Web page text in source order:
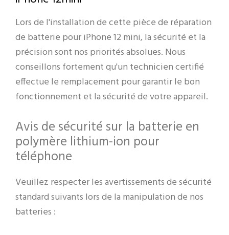
Lors de l'installation de cette pièce de réparation
de batterie pour iPhone 12 mini, la sécurité et la
précision sont nos priorités absolues. Nous
conseillons fortement qu'un technicien certifié
effectue le remplacement pour garantir le bon
fonctionnement et la sécurité de votre appareil.
Avis de sécurité sur la batterie en
polymère lithium-ion pour
téléphone
Veuillez respecter les avertissements de sécurité
standard suivants lors de la manipulation de nos
batteries :